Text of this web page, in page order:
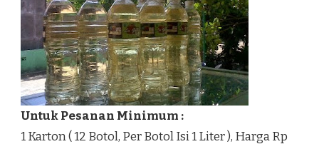
Untuk Pesanan Minimum :
1 Karton ( 12 Botol, Per Botol Isi 1 Liter ), Harga Rp